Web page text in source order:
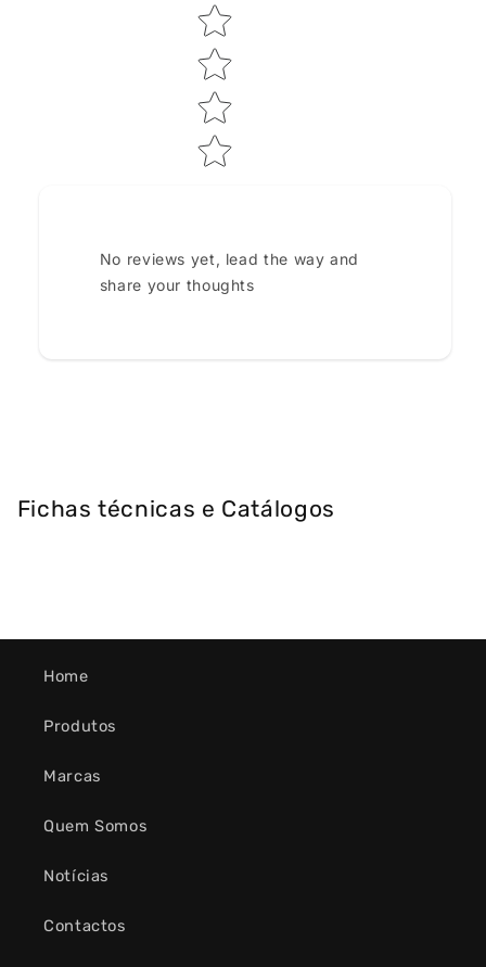
No reviews yet, lead the way and
share your thoughts
Fichas técnicas e Catálogos
Home
Produtos
Marcas
Quem Somos
Notícias
Contactos